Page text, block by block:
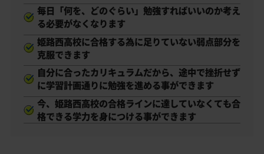
毎日「何を、どのぐらい」勉強すればいいのか考え
る必要がなくなります
姫路西高校に合格する為に足りていない弱点部分を
克服できます
自分に合ったカリキュラムだから、途中で挫折せず
に学習計画通りに勉強を進める事ができます
今、姫路西高校の合格ラインに達していなくても合
格できる学力を身につける事ができます